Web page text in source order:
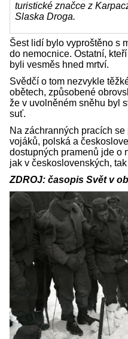
turistické značce z
Slaska Droga.
Šest lidí bylo vyproštěno s
do nemocnice. Ostatní,
byli vesměs hned mrtví.
Svědčí o tom nezvykle
obětech, způsobené
že v uvolněném sněhu byl
suť.
Na záchranných pracích
vojáků, polská a
dostupných pramenů jde o
jak v československých,
ZDROJ: časopis Svět v